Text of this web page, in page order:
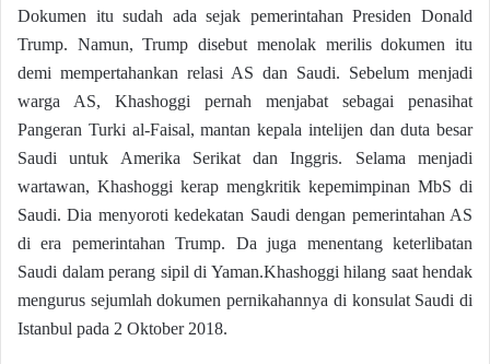
Dokumen itu sudah ada sejak pemerintahan Presiden Donald
Trump. Namun, Trump disebut menolak merilis dokumen itu
demi mempertahankan relasi AS dan Saudi. Sebelum menjadi
warga AS, Khashoggi pernah menjabat sebagai penasihat
Pangeran Turki al-Faisal, mantan kepala intelijen dan duta besar
Saudi untuk Amerika Serikat dan Inggris. Selama menjadi
wartawan, Khashoggi kerap mengkritik kepemimpinan MbS di
Saudi. Dia menyoroti kedekatan Saudi dengan pemerintahan AS
di era pemerintahan Trump. Da juga menentang keterlibatan
Saudi dalam perang sipil di Yaman.Khashoggi hilang saat hendak
mengurus sejumlah dokumen pernikahannya di konsulat Saudi di
Istanbul pada 2 Oktober 2018.